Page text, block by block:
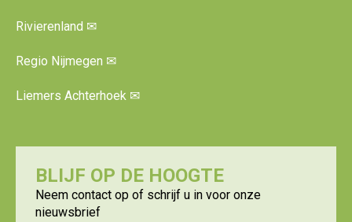
Rivierenland ✉
Regio Nijmegen ✉
Liemers Achterhoek ✉
BLIJF OP DE HOOGTE
Neem contact op of schrijf u in voor onze
nieuwsbrief